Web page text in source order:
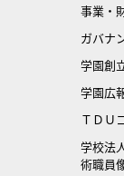
事業・
ガバナ
学園創
学園広
ＴＤＵ
学校法
術職員